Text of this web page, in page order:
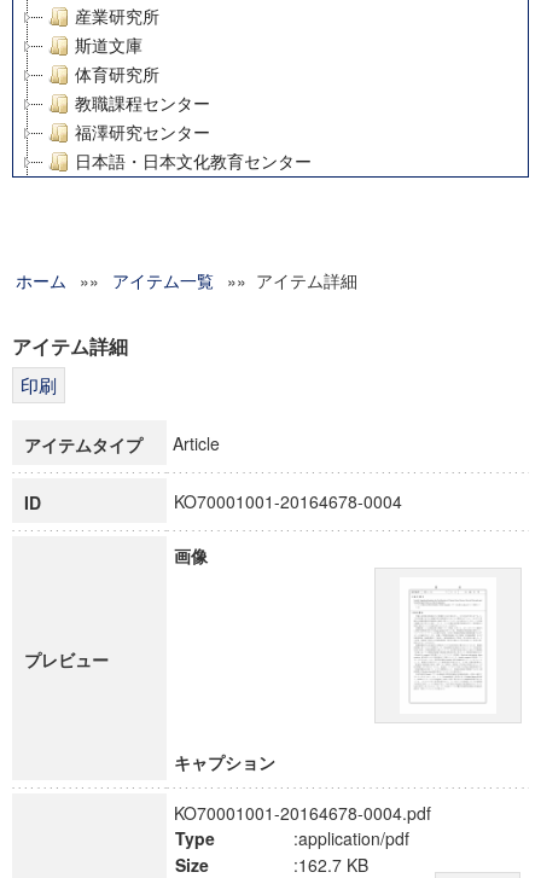
産業研究所
斯道文庫
体育研究所
教職課程センター
福澤研究センター
日本語・日本文化教育センター
グローバルリサーチインスティテュート
科学研究費補助金研究成果報告書
博士課程教育リーディングプログラム「超成熟社会発展のサ
ホーム »» アイテム一覧 »» アイテム詳細
アイテム詳細
アイテムタイプ Article
ID KO70001001-20164678-0004
プレビュー
画像
キャプション
KO70001001-20164678-0004.pdf
Type
:application/pdf
Size
:162.7 KB